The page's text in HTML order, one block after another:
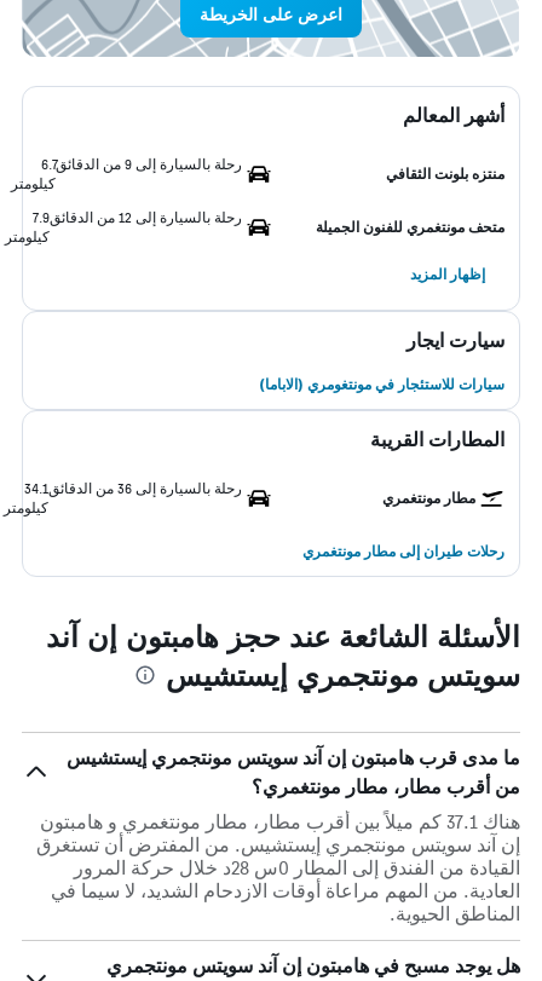
اعرض على الخريطة
أشهر المعالم
منتزه بلونت الثقافي
رحلة بالسيارة إلى 9 من الدقائق
6.7
كيلومتر
متحف مونتغمري للفنون الجميلة
رحلة بالسيارة إلى 12 من الدقائق
7.9
كيلومتر
إظهار المزيد
سيارت ايجار
سيارات للاستئجار في مونتغومري (الاباما)
المطارات القريبة
مطار مونتغمري
رحلة بالسيارة إلى 36 من الدقائق
34.1
كيلومتر
رحلات طيران إلى مطار مونتغمري
الأسئلة الشائعة عند حجز هامبتون إن آند
سويتس مونتجمري إيستشيس
ما مدى قرب هامبتون إن آند سويتس مونتجمري إيستشيس
من أقرب مطار، مطار مونتغمري؟
هناك 37.1 كم ميلاً بين أقرب مطار، مطار مونتغمري و هامبتون
إن آند سويتس مونتجمري إيستشيس. من المفترض أن تستغرق
القيادة من الفندق إلى المطار 0س 28د خلال حركة المرور
العادية. من المهم مراعاة أوقات الازدحام الشديد، لا سيما في
المناطق الحيوية.
هل يوجد مسبح في هامبتون إن آند سويتس مونتجمري